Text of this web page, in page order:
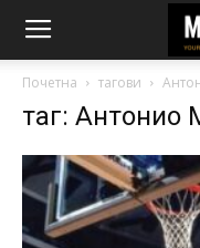
Почетна тагови
таг: Антонио